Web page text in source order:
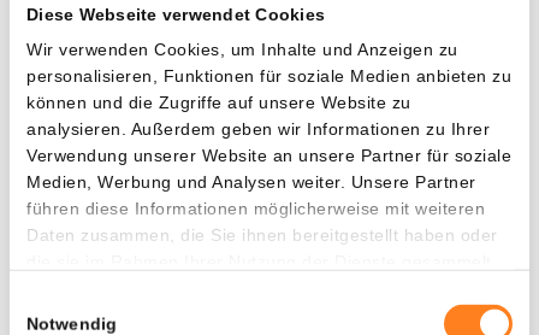
Diese Webseite verwendet Cookies
Wir verwenden Cookies, um Inhalte und Anzeigen zu
personalisieren, Funktionen für soziale Medien anbieten zu
können und die Zugriffe auf unsere Website zu
analysieren. Außerdem geben wir Informationen zu Ihrer
Verwendung unserer Website an unsere Partner für soziale
Medien, Werbung und Analysen weiter. Unsere Partner
führen diese Informationen möglicherweise mit weiteren
Daten zusammen, die Sie ihnen bereitgestellt haben oder
Notwendig
Was, wenn ich...?
Zie hoeveel waarde je vandaag zou hebben als
je dollar-cost averaging had toegepast op
verschillende cryptocurrencies.
Hätte investiert
$